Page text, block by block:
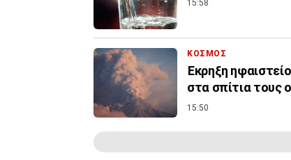
15:58
ΚΟΣΜΟΣ
Έκρηξη
στα σπίτια τους
15:50